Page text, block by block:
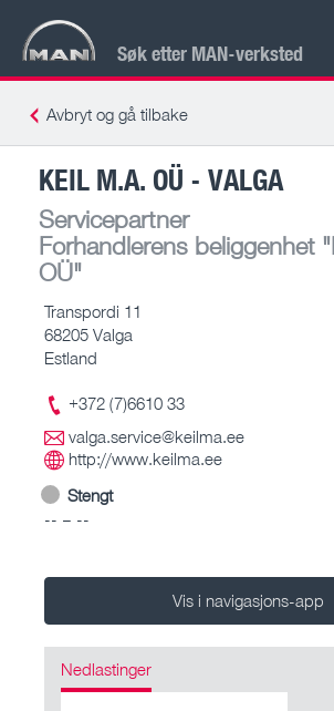
Søk etter MAN-verksted
Avbryt og gå tilbake
KEIL M.A. OÜ - VALGA
Servicepartner
Forhandlerens beliggenhet
OÜ"
Transpordi 11
68205 Valga
Estland
+372 (7)6610 33
valga.service@keilma.ee
http://www.keilma.ee
Stengt
-- – --
Vis i navigasjons-app
Nedlastinger